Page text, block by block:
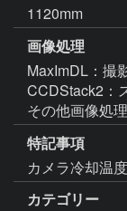
1120mm
画像処理
MaxImDL：撮
CCDStack2：
その他画像処
特記事項
カメラ冷却温
カテゴリー